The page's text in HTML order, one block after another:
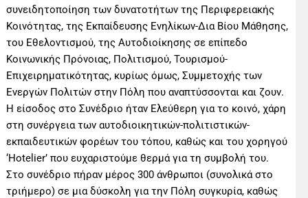
συνειδητοποίηση των δυνατοτήτων της Περιφερειακής
Κοινότητας, της Εκπαίδευσης Ενηλίκων-Δια Βίου Μάθησης,
του Εθελοντισμού, της Αυτοδιοίκησης σε επίπεδο
Κοινωνικής Πρόνοιας, Πολιτισμού, Τουρισμού-
Επιχειρηματικότητας, κυρίως όμως, Συμμετοχής των
Ενεργών Πολιτών στην Πόλη που αναπτύσσονται και ζουν.
Η είσοδος στο Συνέδριο ήταν Ελεύθερη για το κοινό, χάρη
στη συνέργεια των αυτοδιοικητικών-πολιτιστικών-
εκπαιδευτικών φορέων του τόπου, καθώς και του χορηγού
‘Hotelier’ που ευχαριστούμε θερμά για τη συμβολή του.
Στο συνέδριο πήραν μέρος 300 άνθρωποι (συνολικά στο
τριήμερο) σε μια δύσκολη για την Πόλη συγκυρία, καθώς